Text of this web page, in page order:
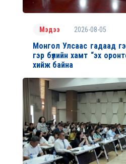
Мэдээ 2026-08-05
Монгол Улсаас гадаад гэр
гэр бүлийн хамт “эх
хийж байна